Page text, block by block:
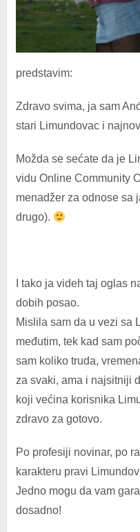
predstavim:
Zdravo svima, ja sam
stari Limundovac i
Možda se sećate da je
vidu Online Community
menadžer za odnose sa
drugo).
I tako ja videh taj oglas
dobih posao.
Mislila sam da u vezi sa
međutim, tek kad sam
sam koliko truda,
za svaki, ama i najsitniji
koji većina korisnika
zdravo za gotovo.
Po profesiji novinar, po
karakteru pravi
Jedno mogu da vam
dosadno!